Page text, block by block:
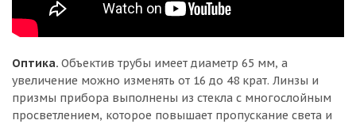
Оптика. Объектив трубы имеет диаметр 65 мм, а
увеличение можно изменять от 16 до 48 крат. Линзы и
призмы прибора выполнены из стекла с многослойным
просветлением, которое повышает пропускание света и